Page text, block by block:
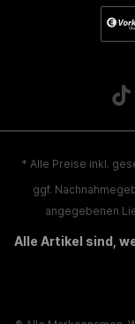
* Alle Preise inkl.
ggf.
angegebenen
Alle Artikel sind,